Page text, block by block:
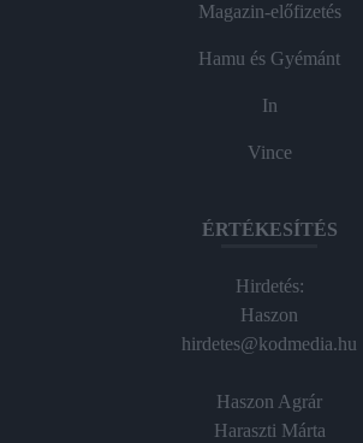
Magazin-előfizetés
Hamu és Gyémánt
In
Vince
ÉRTÉKESÍTÉS
Hirdetés:
Haszon
hirdetes@kodmedia.hu
Haszon Agrár
Haraszti Márta